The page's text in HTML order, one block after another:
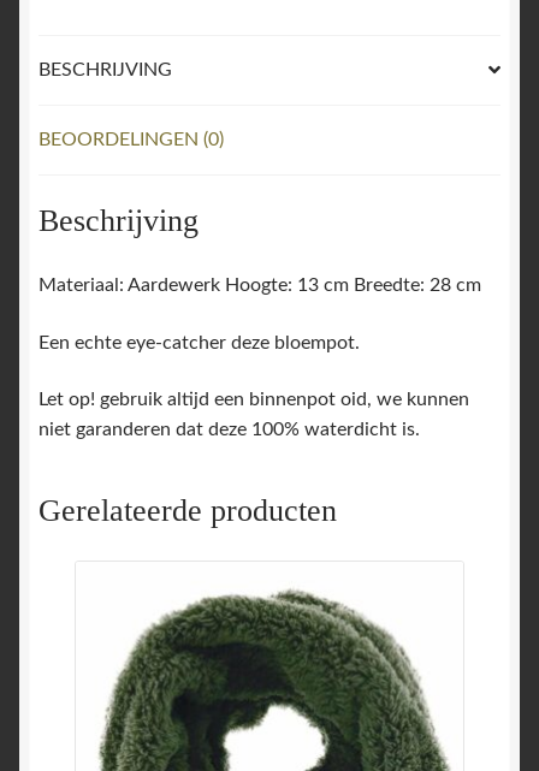
BESCHRIJVING
BEOORDELINGEN (0)
Beschrijving
Materiaal: Aardewerk Hoogte: 13 cm Breedte: 28 cm
Een echte eye-catcher deze bloempot.
Let op! gebruik altijd een binnenpot oid, we kunnen
niet garanderen dat deze 100% waterdicht is.
Gerelateerde producten